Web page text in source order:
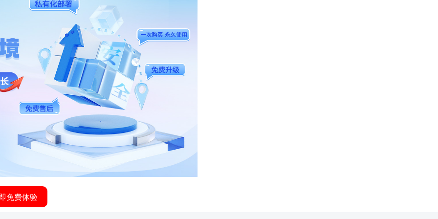
免费体验